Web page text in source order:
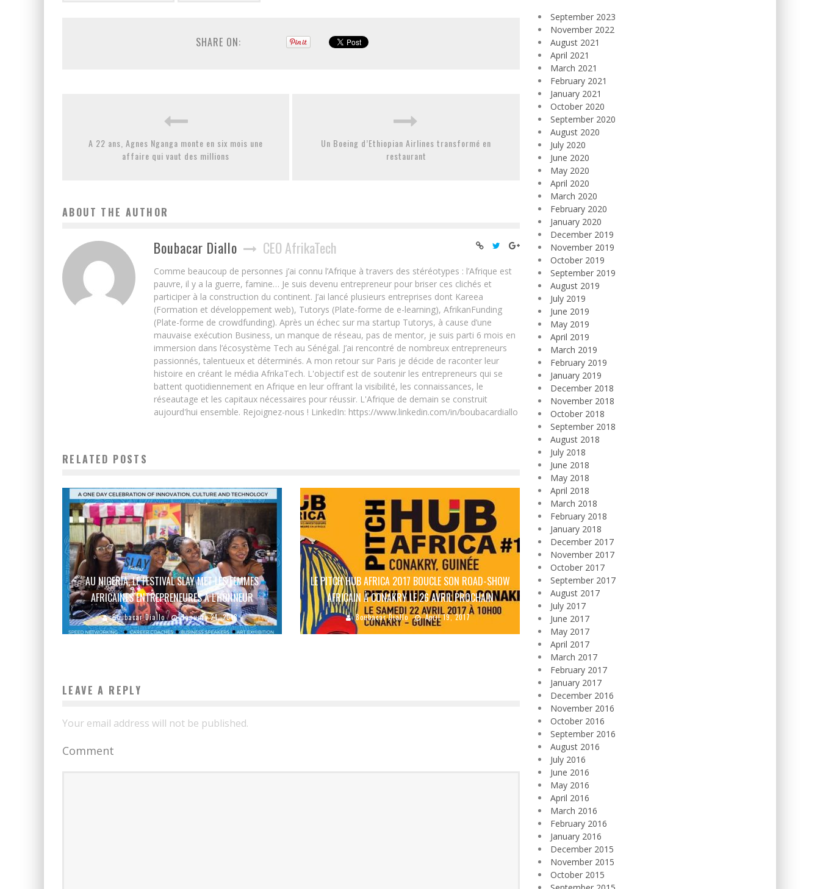
SHARE ON:
A 22 ans, Agnes Nganga monte en six mois une
affaire qui vaut des millions
Un Boeing d’Ethiopian Airlines transformé en
restaurant
ABOUT THE AUTHOR
Boubacar Diallo CEO AfrikaTech
Comme beaucoup de personnes j’ai connu l’Afrique à travers des stéréotypes : l’Afrique est
pauvre, il y a la guerre, famine… Je suis devenu entrepreneur pour briser ces clichés et
participer à la construction du continent. J’ai lancé plusieurs entreprises dont Kareea
(Formation et développement web), Tutorys (Plate-forme de e-learning), AfrikanFunding
(Plate-forme de crowdfunding). Après un échec sur ma startup Tutorys, à cause d’une
mauvaise exécution Business, un manque de réseau, pas de mentor, je suis parti 6 mois en
immersion dans l’écosystème Tech au Sénégal. J’ai rencontré de nombreux entrepreneurs
passionnés, talentueux et déterminés. A mon retour sur Paris je décide de raconter leur
histoire en créant le média AfrikaTech. L'objectif est de soutenir les entrepreneurs qui se
battent quotidiennement en Afrique en leur offrant la visibilité, les connaissances, le
réseautage et les capitaux nécessaires pour réussir. L'Afrique de demain se construit
aujourd'hui ensemble. Rejoignez-nous ! LinkedIn: https://www.linkedin.com/in/boubacardiallo
RELATED POSTS
AU NIGERIA, LE FESTIVAL SLAY MET LES FEMMES
AFRICAINES ENTREPRENEURES À L’HONNEUR
Boubacar Diallo January 24, 2018
LE PITCH HUB AFRICA 2017 BOUCLE SON ROAD-SHOW
AFRICAIN À CONAKRY LE 26 AVRIL PROCHAIN
Boubacar Diallo April 19, 2017
LEAVE A REPLY
Your email address will not be published.
Comment
September 2023
November 2022
August 2021
April 2021
March 2021
February 2021
January 2021
October 2020
September 2020
August 2020
July 2020
June 2020
May 2020
April 2020
March 2020
February 2020
January 2020
December 2019
November 2019
October 2019
September 2019
August 2019
July 2019
June 2019
May 2019
April 2019
March 2019
February 2019
January 2019
December 2018
November 2018
October 2018
September 2018
August 2018
July 2018
June 2018
May 2018
April 2018
March 2018
February 2018
January 2018
December 2017
November 2017
October 2017
September 2017
August 2017
July 2017
June 2017
May 2017
April 2017
March 2017
February 2017
January 2017
December 2016
November 2016
October 2016
September 2016
August 2016
July 2016
June 2016
May 2016
April 2016
March 2016
February 2016
January 2016
December 2015
November 2015
October 2015